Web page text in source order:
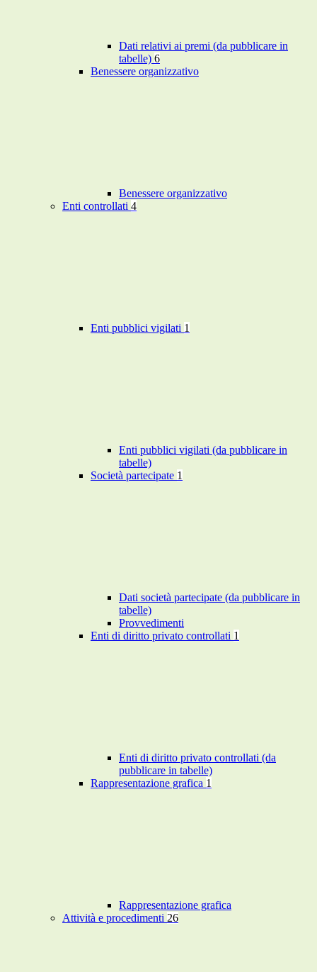
Dati relativi ai premi (da pubblicare in
tabelle) 6
Benessere organizzativo
Benessere organizzativo
Enti controllati 4
Enti pubblici vigilati 1
Enti pubblici vigilati (da pubblicare in
tabelle)
Società partecipate 1
Dati società partecipate (da pubblicare in
tabelle)
Provvedimenti
Enti di diritto privato controllati 1
Enti di diritto privato controllati (da
pubblicare in tabelle)
Rappresentazione grafica 1
Rappresentazione grafica
Attività e procedimenti 26